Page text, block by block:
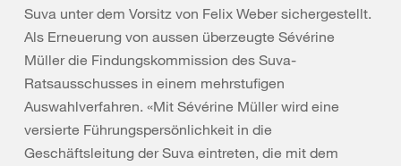
Suva unter dem Vorsitz von Felix Weber sichergestellt.
Als Erneuerung von aussen überzeugte Sévérine
Müller die Findungskommission des Suva-
Ratsausschusses in einem mehrstufigen
Auswahlverfahren. «Mit Sévérine Müller wird eine
versierte Führungspersönlichkeit in die
Geschäftsleitung der Suva eintreten, die mit dem